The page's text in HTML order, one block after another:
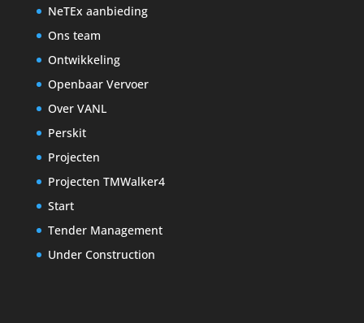
NeTEx aanbieding
Ons team
Ontwikkeling
Openbaar Vervoer
Over VANL
Perskit
Projecten
Projecten TMWalker4
Start
Tender Management
Under Construction